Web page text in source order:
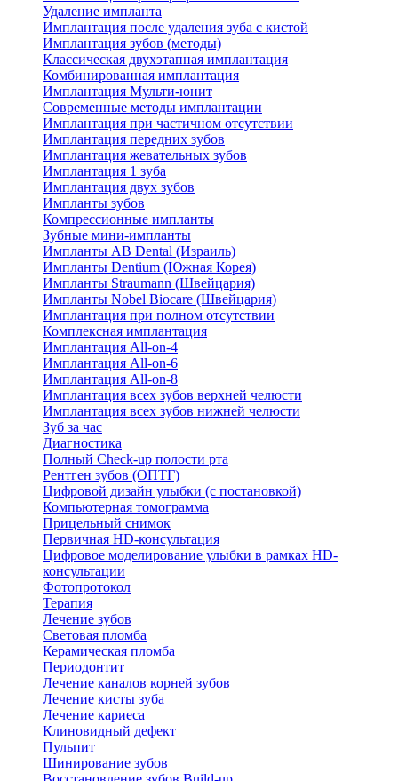
Удаление импланта
Имплантация после удаления зуба с кистой
Имплантация зубов (методы)
Классическая двухэтапная имплантация
Комбинированная имплантация
Имплантация Мульти-юнит
Современные методы имплантации
Имплантация при частичном отсутствии
Имплантация передних зубов
Имплантация жевательных зубов
Имплантация 1 зуба
Имплантация двух зубов
Импланты зубов
Компрессионные импланты
Зубные мини-импланты
Импланты AB Dental (Израиль)
Импланты Dentium (Южная Корея)
Импланты Straumann (Швейцария)
Импланты Nobel Biocare (Швейцария)
Имплантация при полном отсутствии
Комплексная имплантация
Имплантация All-on-4
Имплантация All-on-6
Имплантация All-on-8
Имплантация всех зубов верхней челюсти
Имплантация всех зубов нижней челюсти
Зуб за час
Диагностика
Полный Check-up полости рта
Рентген зубов (ОПТГ)
Цифровой дизайн улыбки (с постановкой)
Компьютерная томограмма
Прицельный снимок
Первичная HD-консультация
Цифровое моделирование улыбки в рамках HD-
консультации
Фотопротокол
Терапия
Лечение зубов
Световая пломба
Керамическая пломба
Периодонтит
Лечение каналов корней зубов
Лечение кисты зуба
Лечение кариеса
Клиновидный дефект
Пульпит
Шинирование зубов